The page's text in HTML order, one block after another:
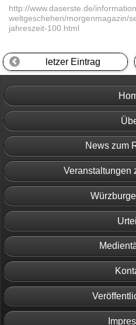
http://www.daserste.de/
weltgeschehen/morgenmagazin/
jahreszeit-100.html
letzer Eintrag
News zum
Veranstaltungen